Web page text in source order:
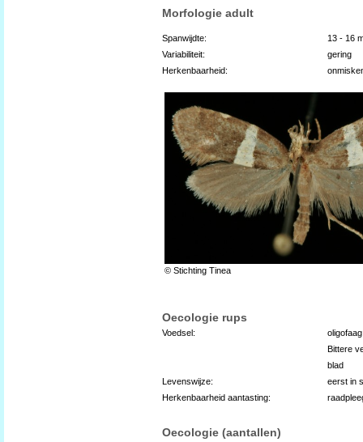
Morfologie adult
Spanwijdte:
13 - 16
Variabiliteit:
gering
Herkenbaarheid:
© Stichting Tinea
Oecologie rups
Voedsel:
Bittere
blad
Levenswijze:
eerst in
Herkenbaarheid aantasting:
Oecologie (aantallen)